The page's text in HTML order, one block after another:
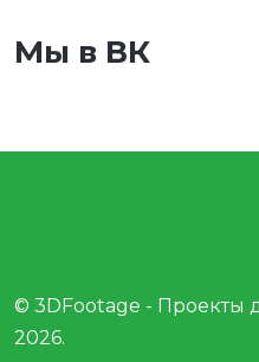
Мы в ВК
© 3DFootage - Проекты
2026.